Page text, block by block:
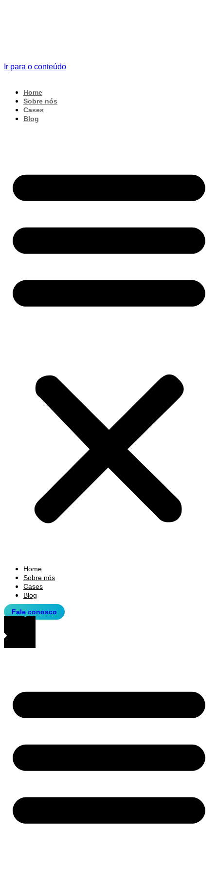
Ir para o conteúdo
Home
Sobre nós
Cases
Blog
Home
Sobre nós
Cases
Blog
Fale conosco